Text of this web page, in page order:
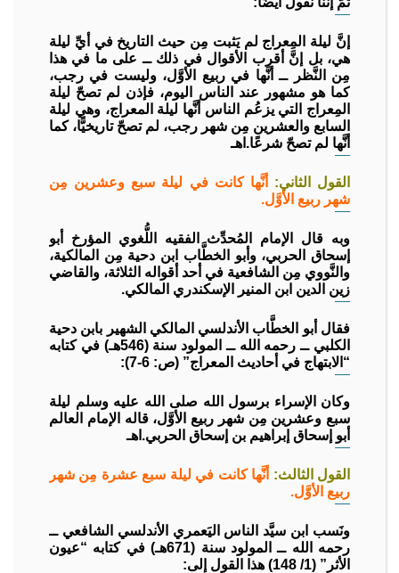
إنَّ ليلة المِعراج لم يَثبت مِن حيث التاريخ في أيِّ ليلة
هي، بل إنَّ أقرب الأقوال في ذلك ــ على ما في هذا
مِن النَّظر ــ أنَّها في ربيع الأوَّل، وليست في رجب،
كما هو مشهور عند الناس اليوم، فإذن لم تصحّ ليلة
المِعراج التي يزعُم الناس أنَّها ليلة المعراج، وهي ليلة
السابع والعشرين مِن شهر رجب، لم تصحّ تاريخيًّا، كما
أنَّها لم تصحّ شرعًا.اهـ
القول الثاني:
أنَّها كانت في ليلة سبع وعشرين مِن
شهر ربيع الأوَّل.
وبه قال الإمام المُحدِّث الفقيه اللُّغوي المؤرخ أبو
إسحاق الحربي، وأبو الخطَّاب ابن دحية مِن المالكية،
والنَّووي مِن الشافعية في أحد أقواله الثلاثة، والقاضي
زين الدين ابن المنير الإسكندري المالكي.
فقال أبو الخطَّاب الأندلسي المالكي الشهير بابن دحية
الكلبي ــ رحمه الله ــ المولود سنة (546هـ) في كتابه
“الابتهاج في أحاديث المعراج” (ص: 6-7):
وكان الإسراء برسول الله صلى الله عليه وسلم ليلة
سبع وعشرين مِن شهر ربيع الأوَّل، قاله الإمام العالم
أبو إسحاق إبراهيم بن إسحاق الحربي.اهـ
القول الثالث: أنَّها كانت في ليلة سبع عشرة مِن شهر
ربيع الأوَّل.
ونَسب ابن سيَّد الناس اليَعمري الأندلسي الشافعي ــ
رحمه الله ــ المولود سنة (671هـ) في كتابه “عيون
الأثر” (1/ 148) هذا القول إلى: